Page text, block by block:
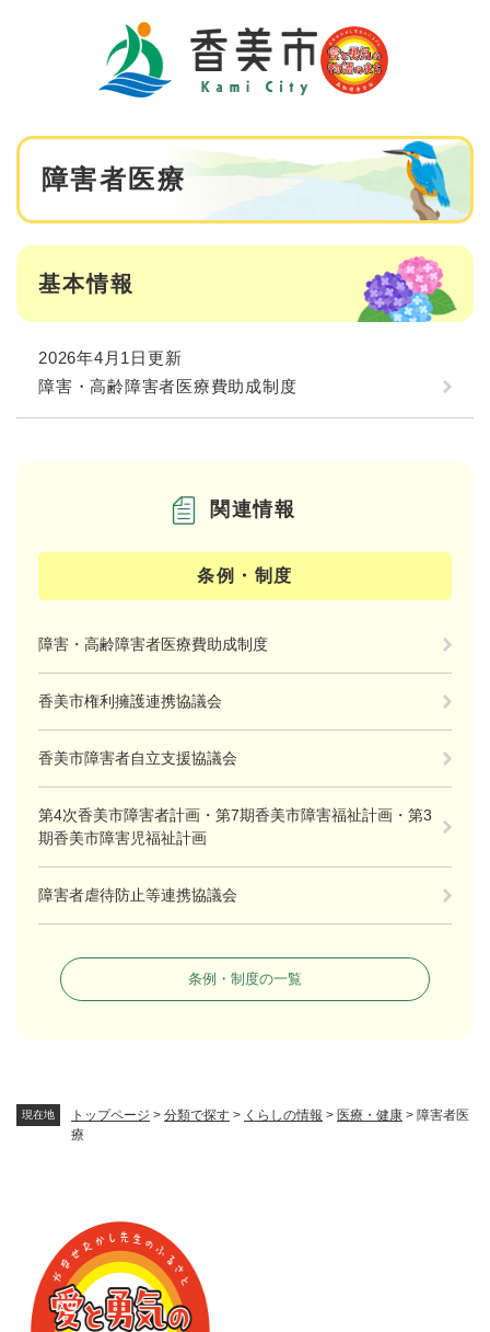
現在地 トップページ > 分類で探す > くらしの情報 > 医療・健康 > 障害者医
療
本
障害者医療
基本情報
2026年4月1日更新
障害・高齢障害者医療費助成制度
関連情報
条例・制度
障害・高齢障害者医療費助成制度
香美市権利擁護連携協議会
香美市障害者自立支援協議会
第4次香美市障害者計画・第7期香美市障害福祉計画・第3
期香美市障害児福祉計画
障害者虐待防止等連携協議会
条例・制度の一覧